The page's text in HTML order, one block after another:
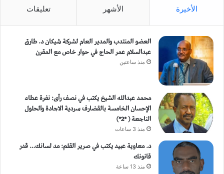
الأخيرة الأشهر تعليقات
العضو المنتدب والمدير العام لشركة شيكان د. طارق
عبدالسلام عمر الحاج في حوار خاص مع المقرن
منذ ساعتين
محمد عبدالله الشيخ يكتب في نصف رأى: نفرة عطاء
الإحسان الخامسة بالقضارف سردية الاجادة والحلول
الناجعة ( *2*)
منذ 3 ساعات
د. معاوية عبيد يكتب في صرير القلم: مد لسانك… قدر
قانونك
منذ 13 ساعة